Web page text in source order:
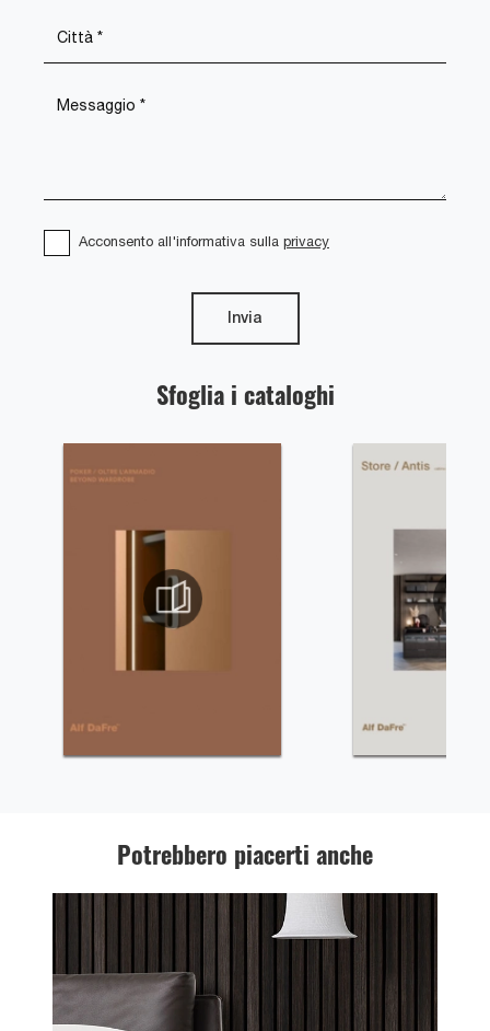
Sfoglia i cataloghi
Acconsento all'informativa sulla privacy
Invia
Potrebbero piacerti anche